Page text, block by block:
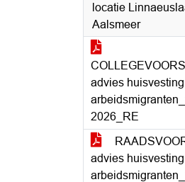
locatie
Aalsmeer
advies huisvesting
2026_RE
advies huisvesting